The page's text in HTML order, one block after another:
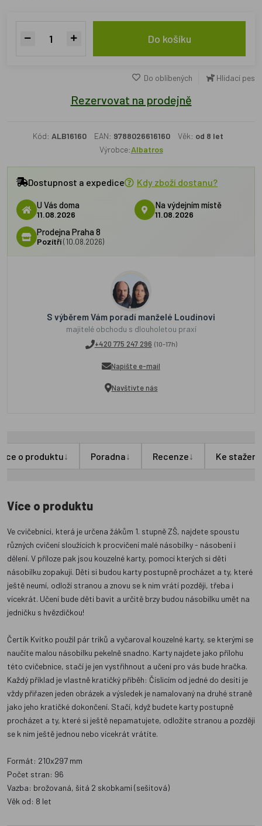
Do košíku
Do oblíbených Hlídací pes
Rezervovat na prodejně
Kód: ALB16160 EAN: 9788026616160 Věk: od 8 let
Výrobce:Albatros
Dostupnost a expedice Kdy zboží dostanu?
U Vás doma
11.08.2026
Na výdejním místě
11.08.2026
Prodejna Praha 8
Pozítří(10.08.2026)
S výběrem Vám poradí manželé Loudínovi
majitelé obchodu s dlouholetou praxí
+420 775 247 296 (10-17h)
Napište e-mail
Navštivte nás
o produktu↓ Poradna↓ Recenze↓ Ke stažení
Více o produktu
Ve cvičebnici, která je určena žákům 1. stupně ZŠ, najdete spoustu
různých cvičení sloužících k procvičení malé násobilky - násobení i
dělení. V příloze pak jsou kouzelné karty, pomocí kterých si děti
násobilku zopakují. Děti si budou karty postupně procházet a ty, které
ještě neumí, odloží stranou a znovu se k nim vrátí později, třeba i
vícekrát. Učení bude děti bavit a určitě brzy budou násobilku umět na
jedničku s hvězdičkou!
Čertík Kvítko použil pár triků a vyčaroval kouzelné karty, se kterými se
naučíte malou násobilku pekelně snadno. Karty najdete jako přílohu
této cvičebnice, stačí je jen vystřihnout a učení pro vás bude hračka.
Každý příklad je vlastně kratičký příběh: Číslicím od jedné do desíti je
vždy přiřazen jeden obrázek a výsledek je namalovaný na druhé straně
jako jeho kratičké dokončení. Stačí, když budete karty postupně
procházet a ty, které si ještě nepamatujete, odložíte stranou a později
se k nim ještě jednou nebo vícekrát vrátíte.
Formát: 210x297 mm
Počet stran: 96
Vazba: brožovaná, šitá 2 skobkami (sešitová)
Věk od: 8 let